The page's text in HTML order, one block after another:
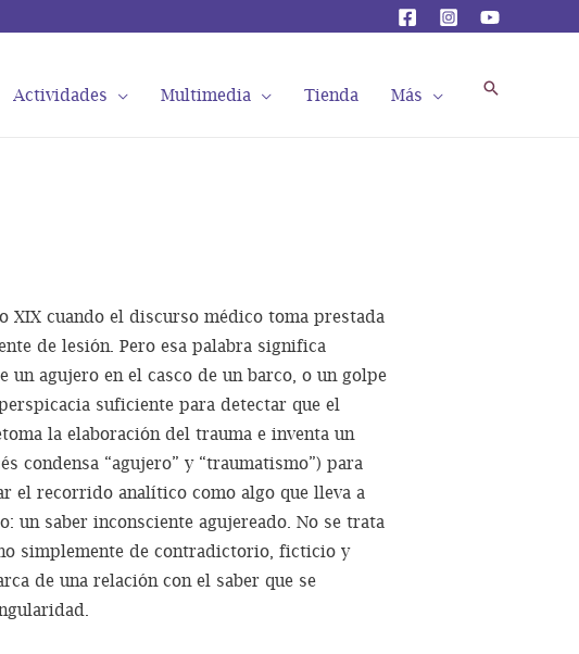
Actividades Multimedia Tienda Más Buscar
XIX cuando el discurso médico toma prestada
de lesión. Pero esa palabra significa
un agujero en el casco de un barco, o un golpe
suficiente para detectar que el
la elaboración del trauma e inventa un
condensa “agujero” y “traumatismo”) para
el recorrido analítico como algo que lleva a
un saber inconsciente agujereado. No se trata
simplemente de contradictorio, ficticio y
de una relación con el saber que se